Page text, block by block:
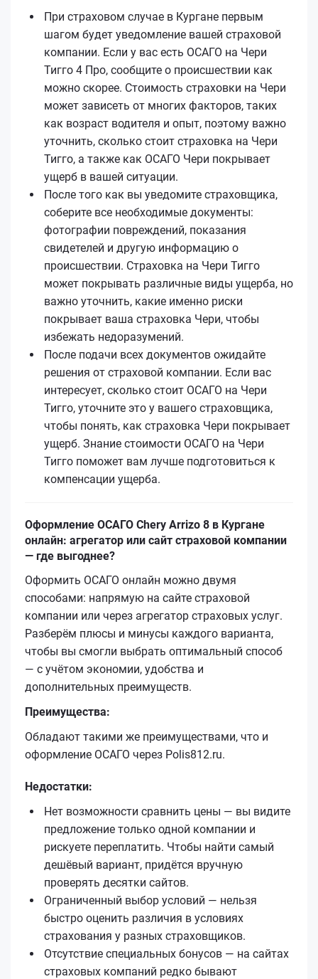
При страховом случае в Кургане первым
шагом будет уведомление вашей страховой
компании. Если у вас есть ОСАГО на Чери
Тигго 4 Про, сообщите о происшествии как
можно скорее. Стоимость страховки на Чери
может зависеть от многих факторов, таких
как возраст водителя и опыт, поэтому важно
уточнить, сколько стоит страховка на Чери
Тигго, а также как ОСАГО Чери покрывает
ущерб в вашей ситуации.
После того как вы уведомите страховщика,
соберите все необходимые документы:
фотографии повреждений, показания
свидетелей и другую информацию о
происшествии. Страховка на Чери Тигго
может покрывать различные виды ущерба, но
важно уточнить, какие именно риски
покрывает ваша страховка Чери, чтобы
избежать недоразумений.
После подачи всех документов ожидайте
решения от страховой компании. Если вас
интересует, сколько стоит ОСАГО на Чери
Тигго, уточните это у вашего страховщика,
чтобы понять, как страховка Чери покрывает
ущерб. Знание стоимости ОСАГО на Чери
Тигго поможет вам лучше подготовиться к
компенсации ущерба.
Оформление ОСАГО Chery Arrizo 8 в Кургане
онлайн: агрегатор или сайт страховой компании
— где выгоднее?
Оформить ОСАГО онлайн можно двумя
способами: напрямую на сайте страховой
компании или через агрегатор страховых услуг.
Разберём плюсы и минусы каждого варианта,
чтобы вы смогли выбрать оптимальный способ
— с учётом экономии, удобства и
дополнительных преимуществ.
Преимущества:
Обладают такими же преимуществами, что и
оформление ОСАГО через Polis812.ru.
Недостатки:
Нет возможности сравнить цены — вы видите
предложение только одной компании и
рискуете переплатить. Чтобы найти самый
дешёвый вариант, придётся вручную
проверять десятки сайтов.
Ограниченный выбор условий — нельзя
быстро оценить различия в условиях
страхования у разных страховщиков.
Отсутствие специальных бонусов — на сайтах
страховых компаний редко бывают